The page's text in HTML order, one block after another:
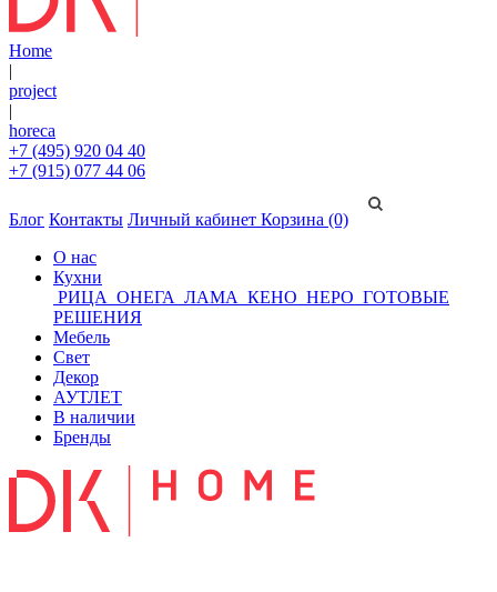
Home
|
project
|
horeca
+7 (495) 920 04 40
+7 (915) 077 44 06
Блог Контакты Личный кабинет Корзина (0)
О нас
Кухни
РИЦА ОНЕГА ЛАМА КЕНО НЕРО ГОТОВЫЕ
РЕШЕНИЯ
Мебель
Свет
Декор
АУТЛЕТ
В наличии
Бренды